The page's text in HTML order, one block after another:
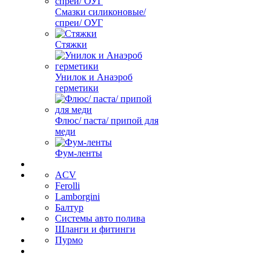
Смазки силиконовые/
спреи/ ОУГ
Стяжки
Унилок и Анаэроб
герметики
Флюс/ паста/ припой для
меди
Фум-ленты
ACV
Ferolli
Lamborgini
Балтур
Системы авто полива
Шланги и фитинги
Пурмо